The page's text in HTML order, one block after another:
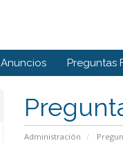
Anuncios Preguntas
Administración